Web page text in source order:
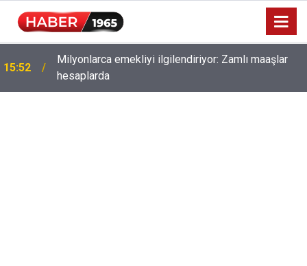
15:52
Milyonlarca emekliyi ilgilendiriyor: Zamlı maaşlar
hesaplarda